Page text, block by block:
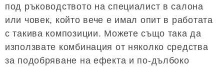
под ръководството на специалист в салона
или човек, който вече е имал опит в работата
с такива композиции. Можете също така да
използвате комбинация от няколко средства
за подобряване на ефекта и по-дълбоко